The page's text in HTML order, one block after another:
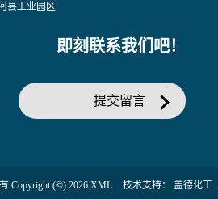
县工业园区
即刻联系我们吧！
提交留言
Copyright (©) 2026 XML 技术支持： 盖德化工